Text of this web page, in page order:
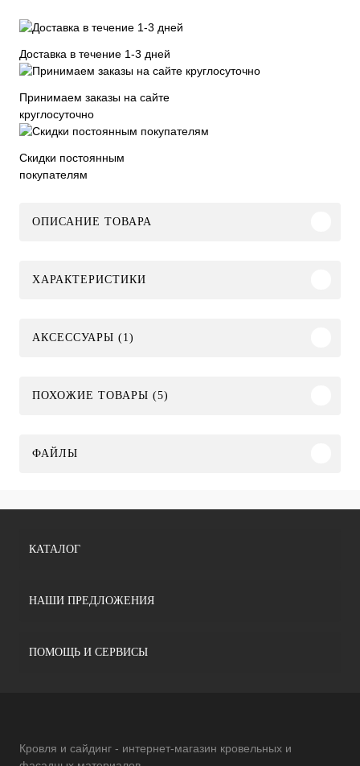
Доставка в течение 1-3 дней
Принимаем заказы на сайте
круглосуточно
Скидки постоянным
покупателям
ОПИСАНИЕ ТОВАРА
ХАРАКТЕРИСТИКИ
АКСЕССУАРЫ (1)
ПОХОЖИЕ ТОВАРЫ (5)
ФАЙЛЫ
КАТАЛОГ
НАШИ ПРЕДЛОЖЕНИЯ
ПОМОЩЬ И СЕРВИСЫ
Кровля и сайдинг - интернет-магазин кровельных и